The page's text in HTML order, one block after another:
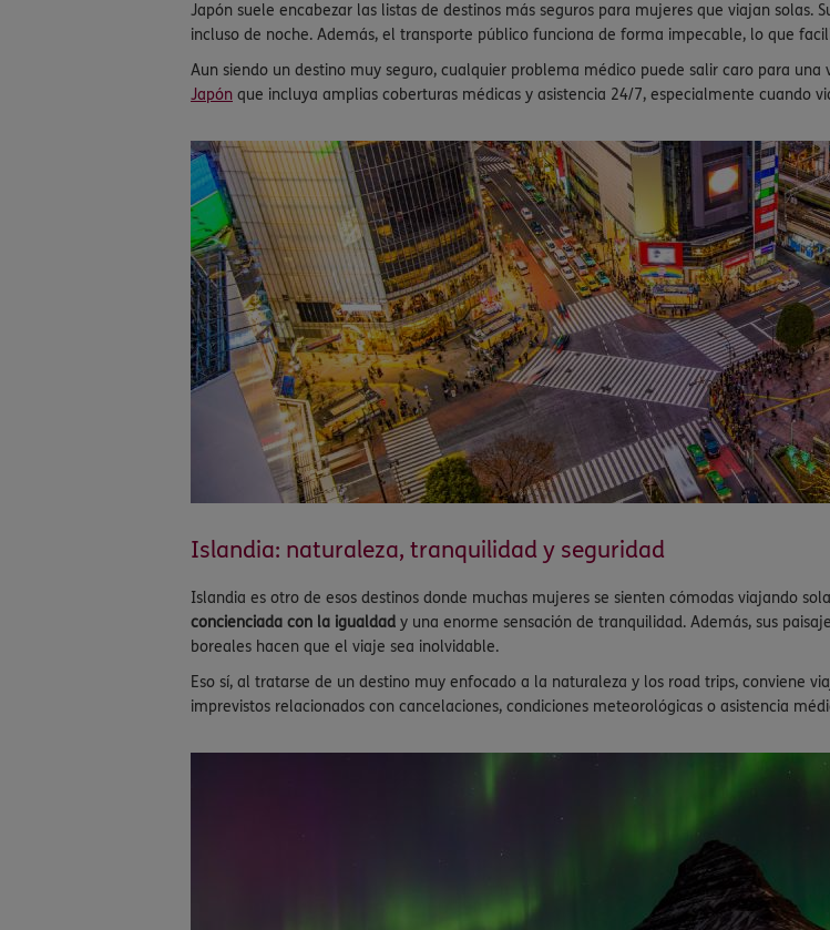
Japón suele encabezar las listas de destinos más seguros para mujeres que viajan solas.
incluso de noche. Además, el transporte público funciona de forma impecable, lo que
Aun siendo un destino muy seguro, cualquier problema médico puede salir caro para
Japón que incluya amplias coberturas médicas y asistencia 24/7, especialmente cuando
Islandia: naturaleza, tranquilidad y seguridad
Islandia es otro de esos destinos donde muchas mujeres se sienten cómodas viajando
concienciada con la igualdad y una enorme sensación de tranquilidad. Además, sus
boreales hacen que el viaje sea inolvidable.
Eso sí, al tratarse de un destino muy enfocado a la naturaleza y los road trips, conviene
imprevistos relacionados con cancelaciones, condiciones meteorológicas o asistencia